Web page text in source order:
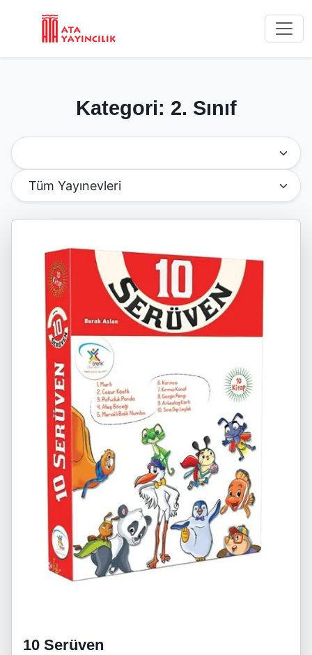
Kategori: 2. Sınıf
Kategoriye Göre Filtrele
Yayınevine Göre Filtrele
10 Serüven